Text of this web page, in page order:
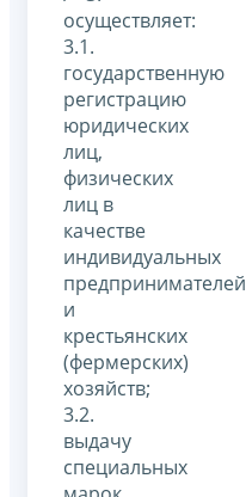
осуществляет:
3.1.
государственную
регистрацию
юридических
лиц,
физических
лиц в
качестве
индивидуальных
предпринимателей
и
крестьянских
(фермерских)
хозяйств;
3.2.
выдачу
специальных